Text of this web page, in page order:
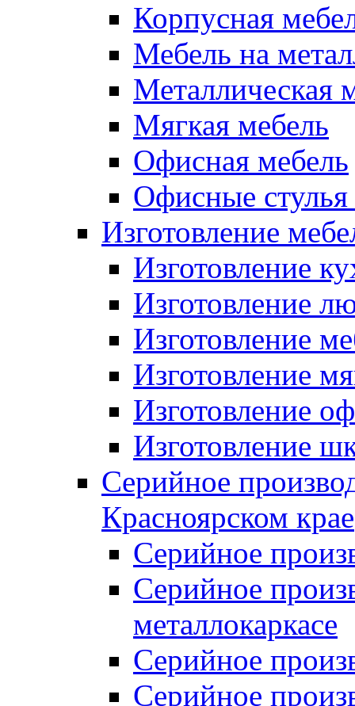
Корпусная
Мебель на
Металлическая
Мягкая мебель
Офисная мебель
Офисные стулья
Изготовление
Изготовление
Изготовление
Изготовление
Изготовление
Изготовление
Изготовление
Серийное
Красноярском крае
Серийное
Серийное
металлокаркасе
Серийное
Серийное